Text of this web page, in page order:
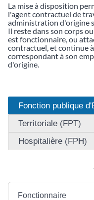
La mise à disposition
l'agent contractuel de
administration d'origine
Il reste dans son corps
est fonctionnaire, ou
contractuel, et continue
correspondant à son
d'origine.
Fonction publique
Territoriale (FPT)
Hospitalière (FPH)
Fonctionnaire